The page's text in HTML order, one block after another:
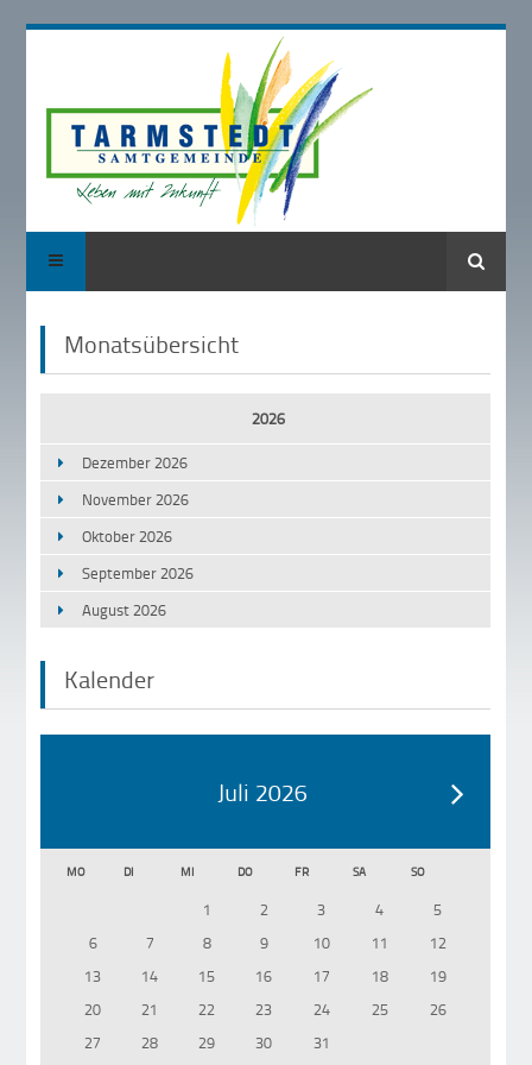
Suche
Monatsübersicht
2026
Dezember 2026
November 2026
Oktober 2026
September 2026
August 2026
Kalender
Juli 2026
MO DI MI DO FR SA SO
1 2 3 4
5
6
7 8 9 10 11
12
13
14 15 16 17 18
19
20
21 22 23 24 25
26
27
28 29 30 31